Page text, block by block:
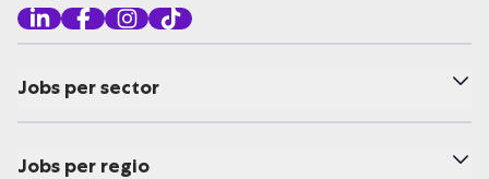
Jobs per sector
Jobs per regio